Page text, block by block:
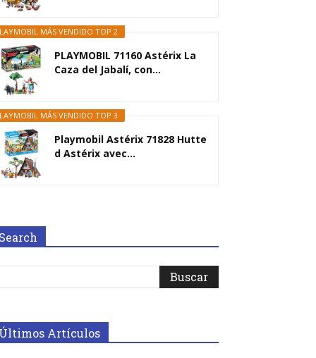
MÁS VENDIDO TOP 2
PLAYMOBIL 71160 Astérix La
Caza del Jabalí, con...
MÁS VENDIDO TOP 3
Playmobil Astérix 71828 Hutte
d Astérix avec...
Artículos